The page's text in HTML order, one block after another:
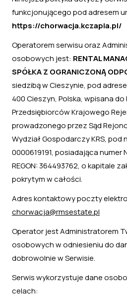
funkcjonującego pod adresem
https://chorwacja.kczapla.pl/
Operatorem serwisu oraz
osobowych jest: RENTAL
SPÓŁKA Z OGRANICZONĄ
siedzibą w Cieszynie, pod
400 Cieszyn, Polska, wpisana do
Przedsiębiorców Krajowego
prowadzonego przez Sąd
Wydział Gospodarczy KRS, pod
0000619191, posiadająca numer
REGON: 364493762, o kapitale
pokrytym w całości.
Adres kontaktowy poczty
chorwacja@rmsestate.pl
Operator jest Administratorem
osobowych w odniesieniu do
dobrowolnie w Serwisie.
Serwis wykorzystuje dane
celach: